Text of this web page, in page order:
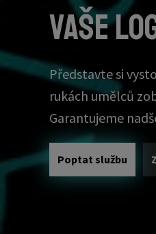
Vaše
Představte si
rukách umělců
Garantujeme
Poptat službu